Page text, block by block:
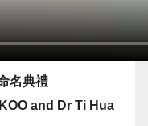
名典禮
and Dr Ti Hua